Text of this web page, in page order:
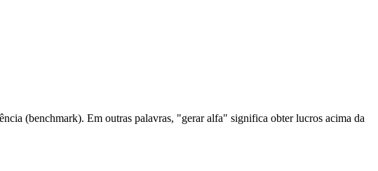
(benchmark). Em outras palavras, "gerar alfa" significa obter lucros acima da